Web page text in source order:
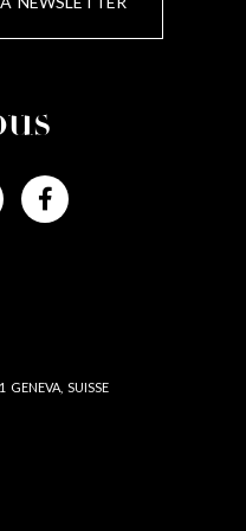
GENEVA, SUISSE